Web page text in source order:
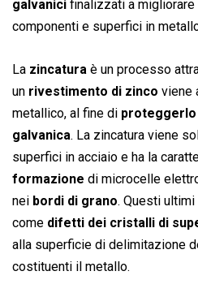
galvanici finalizzati a
componenti e superfici in
La zincatura è un processo
un rivestimento di zinco viene
metallico, al fine di
galvanica. La zincatura viene
superfici in acciaio e ha la
formazione di microcelle
nei bordi di grano. Questi
come difetti dei cristalli di
alla superficie di delimitazione
costituenti il metallo.